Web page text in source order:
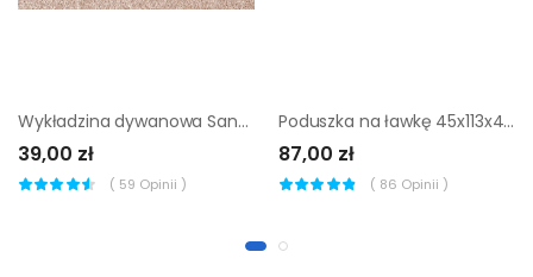
Wykładzina dywanowa Santa Fe kremowa 4 m
39,00 zł
( 59 Opinii )
Poduszka na ławkę 45x113x4 cm Neapoli antracytowa Patio
87,00 zł
( 86 Opinii )